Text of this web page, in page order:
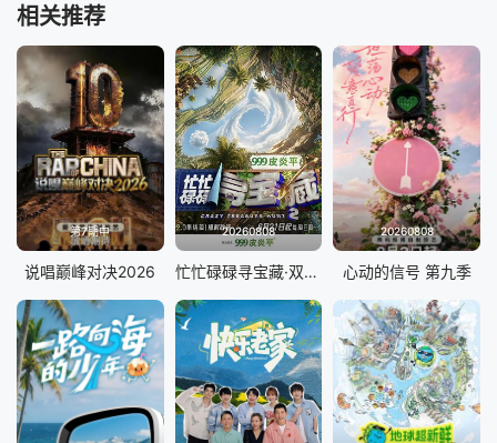
相关推荐
第7期中
说唱巅峰对决2026
20260808
忙忙碌碌寻宝藏·双人成行季
20260808
心动的信号 第九季